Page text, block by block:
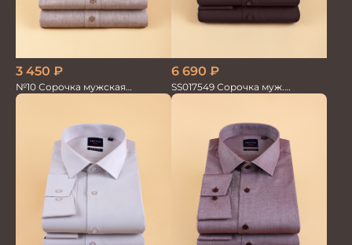
3 450 ₽
№10 Сорочка мужская
кор.рукав
6 690 ₽
SS017549 Сорочка муж.
GROSTYLE TRENDY